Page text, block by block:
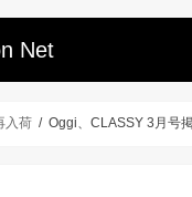
Net
入荷 Oggi、CLASSY 3月号